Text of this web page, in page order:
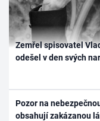
Zemřel spisovatel
odešel v den svých
Pozor na
obsahují zakázanou